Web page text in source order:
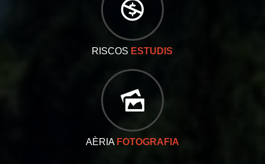
RISCOS ESTUDIS
AÈRIA FOTOGRAFIA